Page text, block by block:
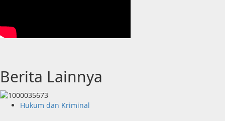
Berita Lainnya
Hukum dan Kriminal